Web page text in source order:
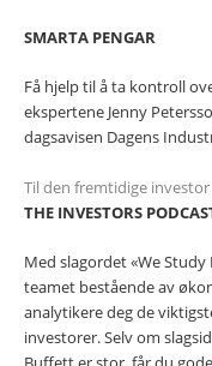
SMARTA PENGAR
Få hjelp til å ta kontroll
ekspertene Jenny
dagsavisen Dagens
Til den fremtidige investor
THE INVESTORS
Med slagordet «We
teamet bestående av
analytikere deg de
investorer. Selv om